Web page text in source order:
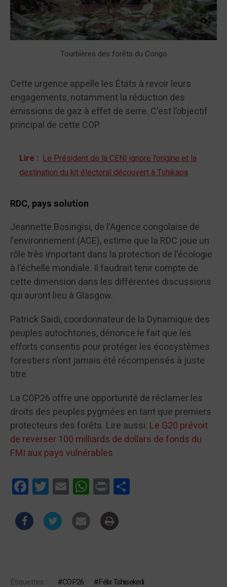
Tourbières des forêts du Congo
Cette urgence appelle les États à revoir leurs
engagements, notamment la réduction des
émissions de gaz à effet de serre. C’est l’objectif
principal de cette COP.
Lire : Le Président de la CENI ignore l'origine et la
destination du kit électoral découvert à Tshikapa
RDC, pays solution
Jeannette Bosingisi, de l’Agence congolaise de
l’environnement (ACE), estime que la RDC joue un
rôle très important dans la protection de l’écologie
à l’échelle mondiale. Il faudrait tenir compte de
cette dimension dans les différentes discussions
qui auront lieu à Glasgow.
Patrick Saidi, coordonnateur de la Dynamique des
peuples autochtones, dénonce le fait que les
efforts consentis pour protéger les écosystèmes
forestiers n’ont jamais été récompensés à juste
titre.
La COP26 offre une opportunité de réclamer les
droits des peuples pygmées en tant que premiers
protecteurs des forêts. Lire aussi: Le G20 prévoit
de reverser 100 milliards de dollars de fonds du
FMI aux pays vulnérables
FacebookTwitterEmail WhatsApp
Print
Étiquettes : COP26
Félix Tshisekedi